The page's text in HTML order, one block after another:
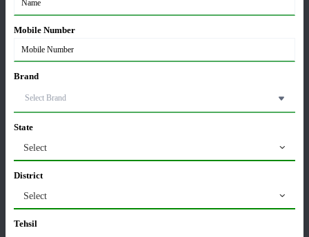
बनाई जाती हैं, इसलिए किसान भाइयों को इस फल का अच्छा खासा भाव मिलता है।
श्रेणी
कीटनाशक पशुपालन
Mobile Number
Brand
State
Select
District
Select
Tehsil